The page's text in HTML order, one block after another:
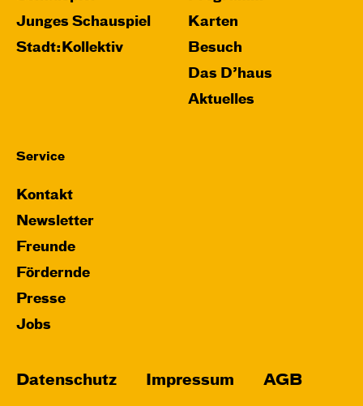
Junges Schauspiel
Stadt:Kollektiv
Karten
Besuch
Das D’haus
Aktuelles
Service
Kontakt
Newsletter
Freunde
Fördernde
Presse
Jobs
Datenschutz Impressum AGB